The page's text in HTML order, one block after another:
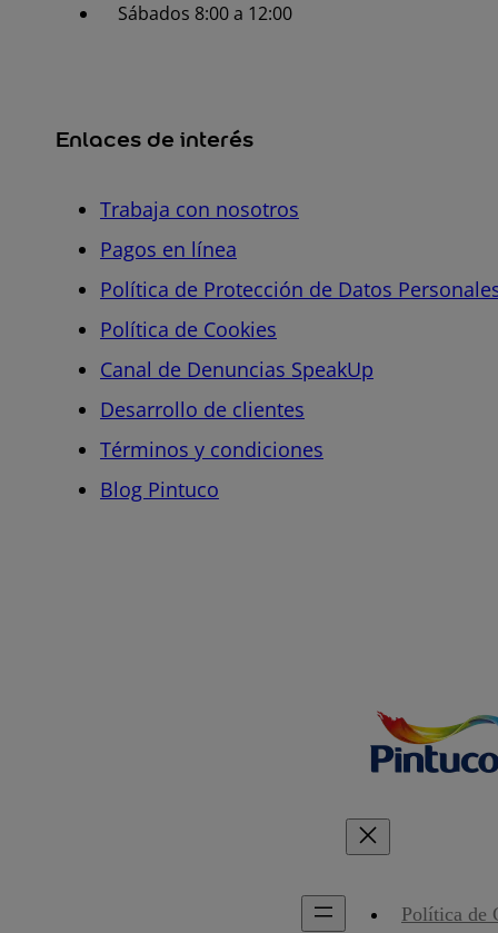
Sábados 8:00 a 12:00
Enlaces de interés
Trabaja con nosotros
Pagos en línea
Política de Protección de Datos
Política de Cookies
Canal de Denuncias SpeakUp
Desarrollo de clientes
Términos y condiciones
Blog Pintuco
Política de